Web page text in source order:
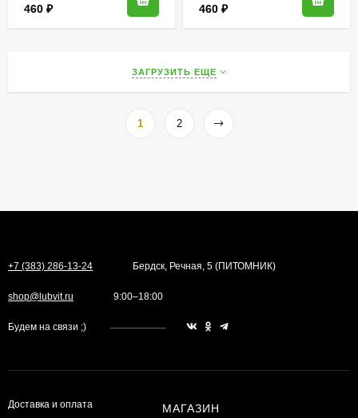
460 ₽ 460 ₽
ЗАГРУЗИТЬ ЕЩЕ
1 2
+7 (383) 286-13-24 Бердск, Речная, 5 (ПИТОМНИК)
shop@lubvit.ru 9:00–18:00
Будем на связи ;)
Доставка и оплата
МАГАЗИН